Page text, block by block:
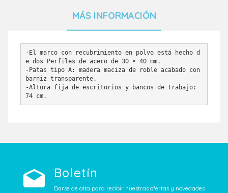
MÁS INFORMACIÓN
-El marco con recubrimiento en polvo está hecho d
e dos Perfiles de acero de 30 × 40 mm.
-Patas tipo A: madera maciza de roble acabado con
barniz transparente.
-Altura fija de escritorios y bancos de trabajo:
74 cm.
Boletín
Darse de alta para recibir nuestras ofertas y novedades